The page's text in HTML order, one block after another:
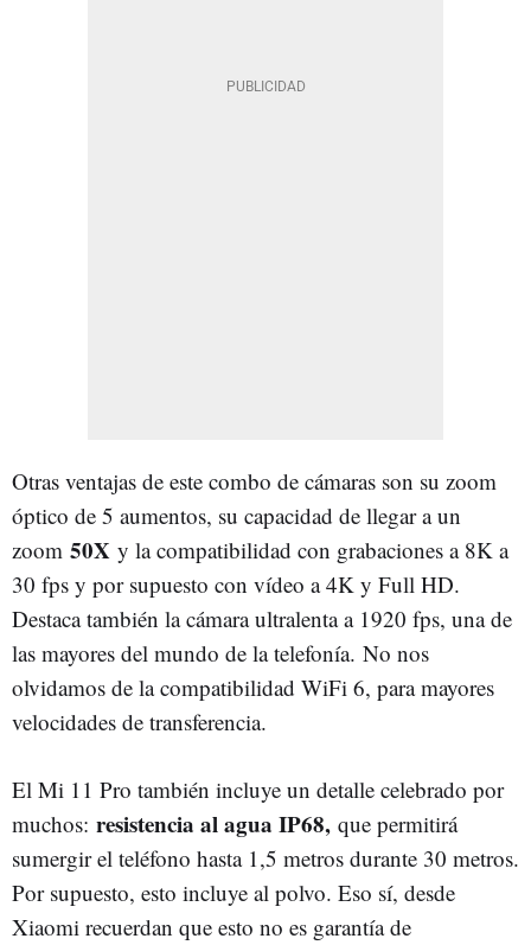
Otras ventajas de este combo de cámaras son su zoom
óptico de 5 aumentos, su capacidad de llegar a un
zoom 50X y la compatibilidad con grabaciones a 8K a
30 fps y por supuesto con vídeo a 4K y Full HD.
Destaca también la cámara ultralenta a 1920 fps, una de
las mayores del mundo de la telefonía. No nos
olvidamos de la compatibilidad WiFi 6, para mayores
velocidades de transferencia.
El Mi 11 Pro también incluye un detalle celebrado por
muchos: resistencia al agua IP68, que permitirá
sumergir el teléfono hasta 1,5 metros durante 30 metros.
Por supuesto, esto incluye al polvo. Eso sí, desde
Xiaomi recuerdan que esto no es garantía de